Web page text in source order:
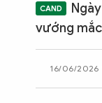
vướng
16/06/2026